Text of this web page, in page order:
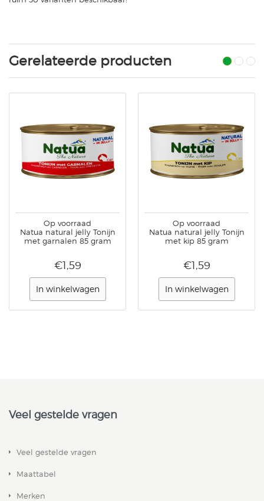
Gerelateerde producten
Op voorraad
Natua natural jelly Tonijn
met garnalen 85 gram
€1,59
In winkelwagen
Op voorraad
Natua natural jelly Tonijn
met kip 85 gram
€1,59
In winkelwagen
Veel gestelde vragen
Veel gestelde vragen
Maattabel
Merken